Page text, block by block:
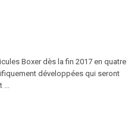
Boxer dès la fin 2017 en quatre
développées qui seront
...